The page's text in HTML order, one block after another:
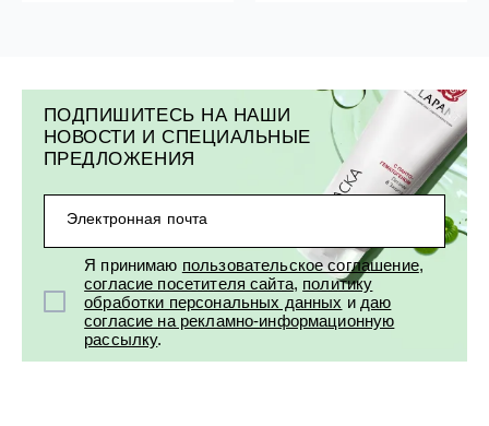
ПОДПИШИТЕСЬ НА НАШИ
НОВОСТИ И СПЕЦИАЛЬНЫЕ
ПРЕДЛОЖЕНИЯ
Электронная почта
Я принимаю пользовательское соглашение,
согласие посетителя сайта, политику
обработки персональных данных и даю
согласие на рекламно-информационную
рассылку.